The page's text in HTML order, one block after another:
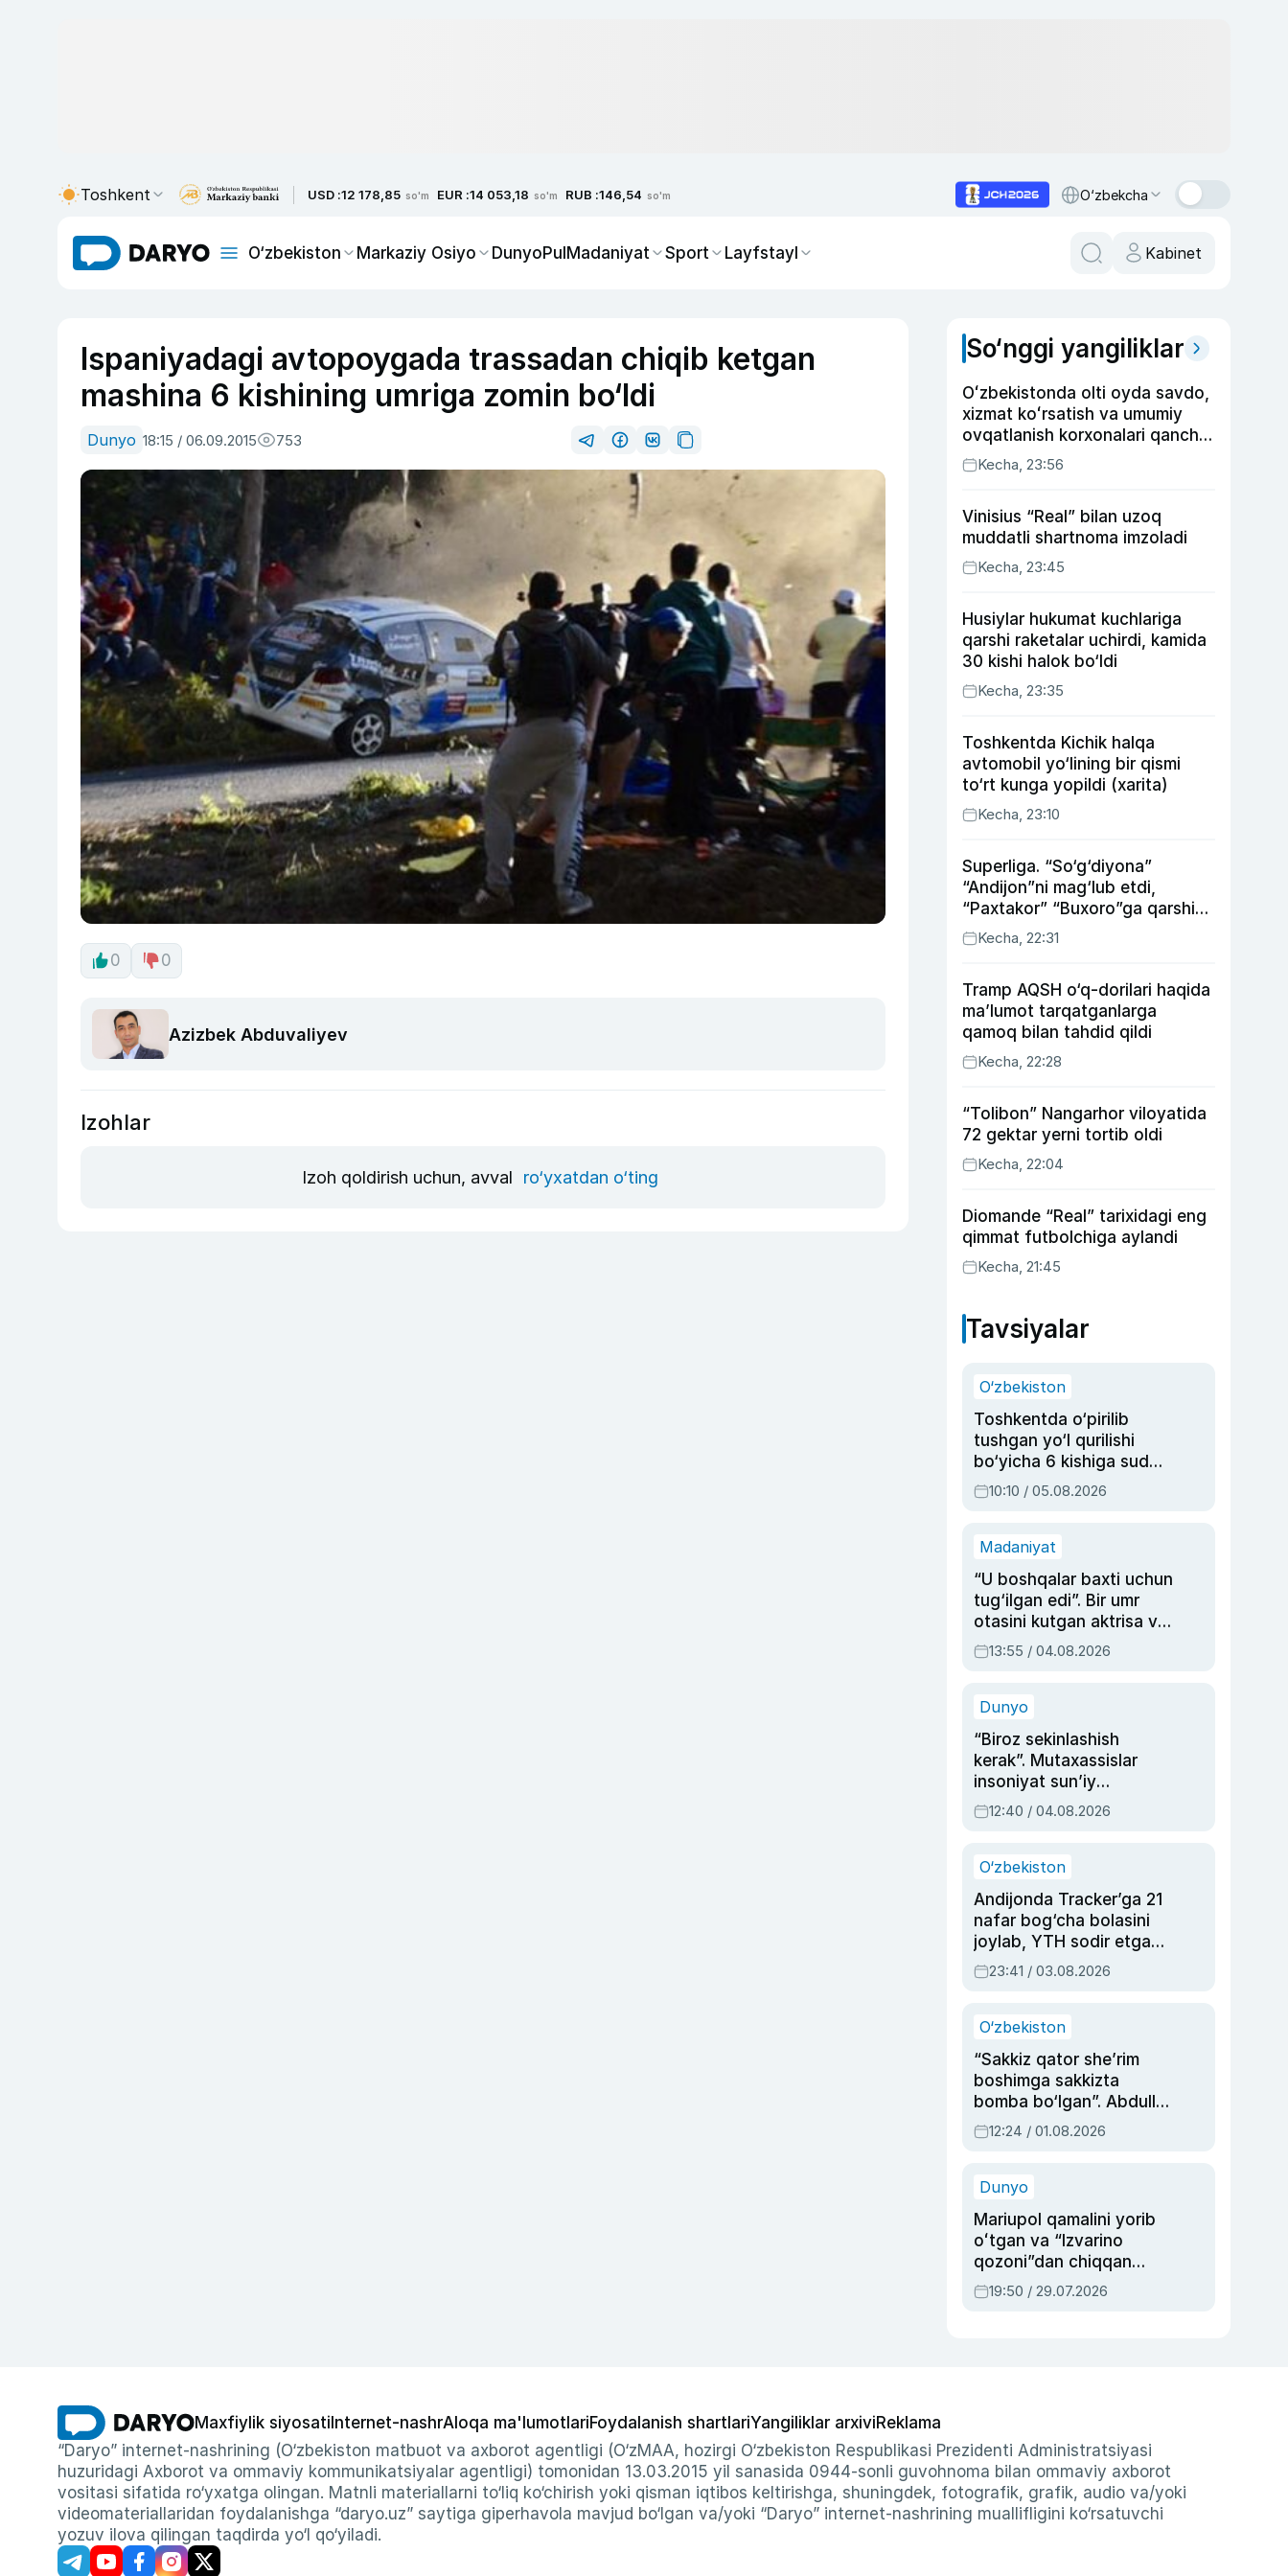
Toshkent USD :12 178,85 so'm EUR :14 053,18 so'm RUB :146,54 so'm O‘zbekcha
O‘zbekiston Markaziy Osiyo DunyoPulMadaniyat Sport Layfstayl Kabinet
Ispaniyadagi avtopoygada trassadan chiqib ketgan
mashina 6 kishining umriga zomin bo‘ldi
Dunyo 18:15 / 06.09.2015 753
0 0
Azizbek Abduvaliyev
Izohlar
Izoh qoldirish uchun, avval ro‘yxatdan o‘ting
So‘nggi yangiliklar
Oʻzbekistonda olti oyda savdo,
xizmat koʻrsatish va umumiy
ovqatlanish korxonalari qancha
soliq toʻlagani ochiqlandi
Kecha, 23:56
Vinisius “Real” bilan uzoq
muddatli shartnoma imzoladi
Kecha, 23:45
Husiylar hukumat kuchlariga
qarshi raketalar uchirdi, kamida
30 kishi halok bo‘ldi
Kecha, 23:35
Toshkentda Kichik halqa
avtomobil yo‘lining bir qismi
to‘rt kunga yopildi (xarita)
Kecha, 23:10
Superliga. “So‘g‘diyona”
“Andijon”ni mag‘lub etdi,
“Paxtakor” “Buxoro”ga qarshi
bahsda g‘alabani qo‘ldan
chiqardi
Kecha, 22:31
Tramp AQSH o‘q-dorilari haqida
ma’lumot tarqatganlarga
qamoq bilan tahdid qildi
Kecha, 22:28
“Tolibon” Nangarhor viloyatida
72 gektar yerni tortib oldi
Kecha, 22:04
Diomande “Real” tarixidagi eng
qimmat futbolchiga aylandi
Kecha, 21:45
Tavsiyalar
O‘zbekiston
Toshkentda o‘pirilib
tushgan yo‘l qurilishi
bo‘yicha 6 kishiga sud
hukmi o‘qildi
10:10 / 05.08.2026
Madaniyat
“U boshqalar baxti uchun
tug‘ilgan edi”. Bir umr
otasini kutgan aktrisa va
dublyaj ustasi Rimma
Ahmedovaning
13:55 / 04.08.2026
Dunyo
“Biroz sekinlashish
kerak”. Mutaxassislar
insoniyat sun’iy
intellektni boshqara
olmay qolishidan xavotir
12:40 / 04.08.2026
O‘zbekiston
Andijonda Tracker’ga 21
nafar bog‘cha bolasini
joylab, YTH sodir etgan
ayolga sud hukmi o‘qildi
23:41 / 03.08.2026
O‘zbekiston
“Sakkiz qator she’rim
boshimga sakkizta
bomba bo‘lgan”. Abdulla
Oripovni siyosiy
ayblovlardan asrab
12:24 / 01.08.2026
Dunyo
Mariupol qamalini yorib
oʻtgan va “Izvarino
qozoni”dan chiqqan
qahramon — Ukraina
armiyasi bosh
19:50 / 29.07.2026
Maxfiylik siyosati Internet-nashrAloqa ma'lumotlariFoydalanish shartlariYangiliklar arxiviReklama
“Daryo” internet-nashrining (O‘zbekiston matbuot va axborot agentligi (O‘zMAA, hozirgi O‘zbekiston Respublikasi Prezidenti Administratsiyasi
huzuridagi Axborot va ommaviy kommunikatsiyalar agentligi) tomonidan 13.03.2015 yil sanasida 0944-sonli guvohnoma bilan ommaviy axborot
vositasi sifatida ro‘yxatga olingan. Matnli materiallarni to‘liq ko‘chirish yoki qisman iqtibos keltirishga, shuningdek, fotografik, grafik, audio va/yoki
videomateriallaridan foydalanishga “daryo.uz” saytiga giperhavola mavjud bo‘lgan va/yoki “Daryo” internet-nashrining muallifligini ko‘rsatuvchi
yozuv ilova qilingan taqdirda yo‘l qo‘yiladi.